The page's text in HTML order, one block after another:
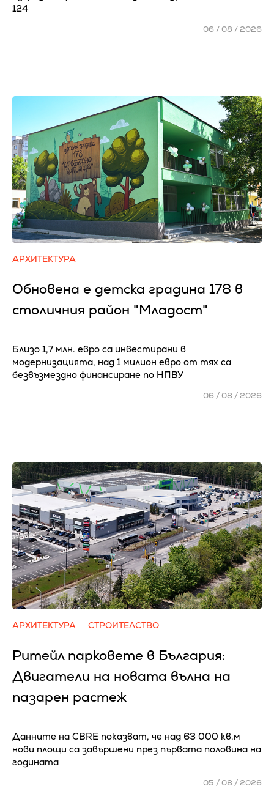
124
06 / 08 / 2026
АРХИТЕКТУРА
Обновена е детска градина 178 в
столичния район "Младост"
Близо 1,7 млн. евро са инвестирани в
модернизацията, над 1 милион евро от тях са
безвъзмездно финансиране по НПВУ
06 / 08 / 2026
АРХИТЕКТУРА СТРОИТЕЛСТВО
Ритейл парковете в България:
Двигатели на новата вълна на
пазарен растеж
Данните на CBRE показват, че над 63 000 кв.м
нови площи са завършени през първата половина на
годината
05 / 08 / 2026